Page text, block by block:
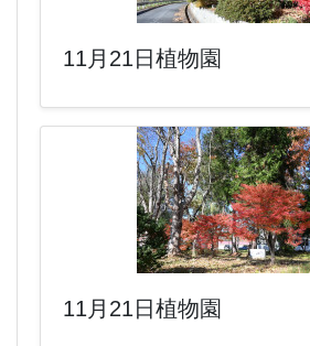
11月21日植物園
11月21日植物園